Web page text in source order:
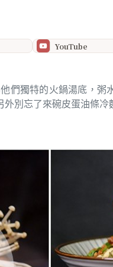
YouTube
們獨特的火鍋湯底，粥
別忘了來碗皮蛋油條